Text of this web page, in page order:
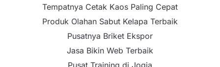
Tempatnya Cetak Kaos Paling Cepat
Produk Olahan Sabut Kelapa Terbaik
Pusatnya Briket Ekspor
Jasa Bikin Web Terbaik
Pusat Training di Jogja